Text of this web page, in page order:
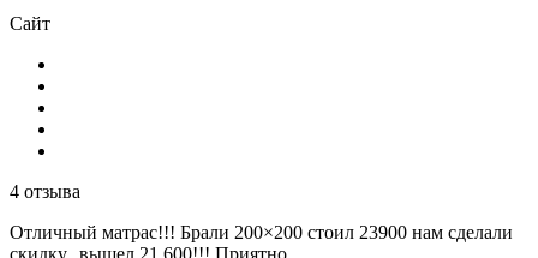
Сайт
4 отзыва
Отличный матрас!!! Брали 200×200 стоил 23900 нам сделали
скидку...вышел 21 600!!! Приятно.